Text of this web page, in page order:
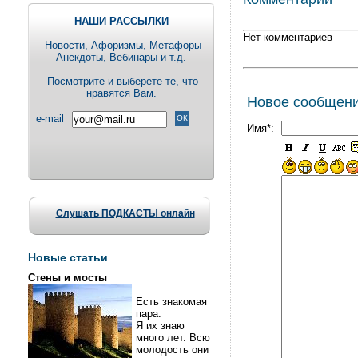
НАШИ РАССЫЛКИ
Новости, Aфоризмы, Метафоры
Анекдоты, Вебинары и т.д.
Посмотрите и выберете те, что
нравятся Вам.
e-mail
Слушать ПОДКАСТЫ онлайн
Новые статьи
Стены и мосты
Есть знакомая
пара.
Я их знаю
много лет. Всю
молодость они
Нет комментариев
Новое
Имя*: